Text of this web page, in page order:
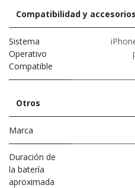
Compatibilidad y accesorios
Sistema
Operativo
Compatible
Otros
Marca
Duración de
la batería
aproximada